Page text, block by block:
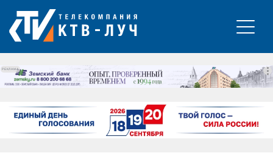
РЕКЛАМА